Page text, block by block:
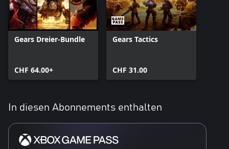
Gears Dreier-Bundle
CHF 64.00+
Gears Tactics
CHF 31.00
In diesen Abonnements enthalten